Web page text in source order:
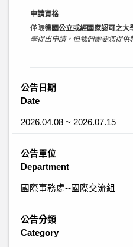
申請資格
僅限德國公立或經國家認可之大
學提出申請，但我們需要您提供
公告日期
Date
2026.04.08 ~ 2026.07.15
公告單位
Department
國際事務處--國際交流組
公告分類
Category